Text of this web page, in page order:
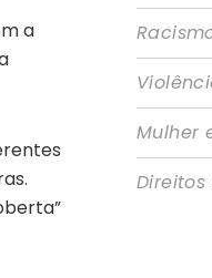
a
Mulher